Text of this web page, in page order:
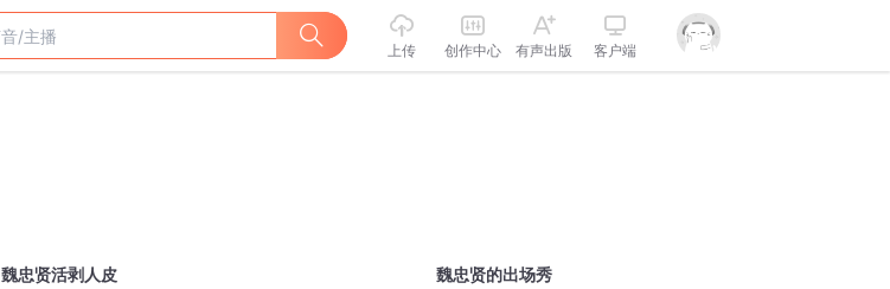
上传 创作中心 有声出版 客户端
魏忠贤活剥人皮
魏忠贤的出场秀